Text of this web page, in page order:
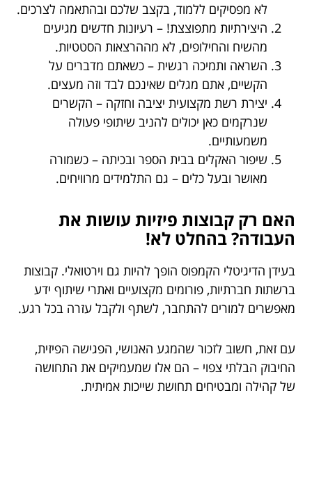
לא מפסיקים ללמוד, בקצב שלכם ובהתאמה לצרכים.
היצירתיות מתפוצצת! – רעיונות חדשים מגיעים
מהשיח והחילופים, לא מההרצאות הסטטיות.
השראה ותמיכה רגשית – כשאתם מדברים על
הקשיים, אתם מגלים שאינכם לבד וזה מעצים.
יצירת רשת מקצועית יציבה וחזקה – הקשרים
שנרקמים כאן יכולים להניב שיתופי פעולה
משמעותיים.
שיפור האקלים בבית הספר ובכיתה – כשמורה
מאושר ובעל כלים – גם התלמידים מרוויחים.
האם רק קבוצות פיזיות עושות את
העבודה? בהחלט לא!
בעידן הדיגיטלי הקמפוס הופך להיות גם וירטואלי. קבוצות
ברשתות חברתיות, פורומים מקצועיים ואתרי שיתוף ידע
מאפשרים למורים להתחבר, לשתף ולקבל עזרה בכל רגע.
עם זאת, חשוב לזכור שהמגע האנושי, הפגישה הפיזית,
החיבוק הבלתי צפוי – הם אלו שמעמיקים את התחושה
של קהילה ומבטיחים תחושת שייכות אמיתית.